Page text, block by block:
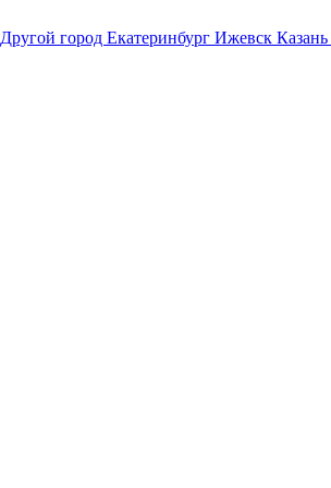
Другой город Екатеринбург Ижевск Казань